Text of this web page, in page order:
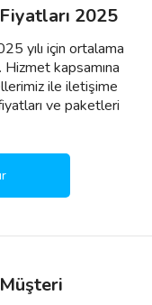
2025
yılı için ortalama
kapsamına
ile iletişime
ve paketleri